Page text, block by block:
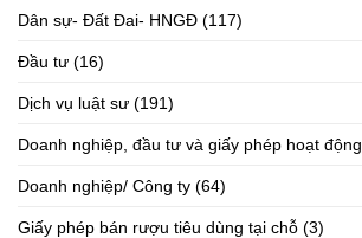
Dân sự- Đất Đai- HNGĐ (117)
Đầu tư (16)
Dịch vụ luật sư (191)
Doanh nghiệp, đầu tư và giấy phép hoạt động
Doanh nghiệp/ Công ty (64)
Giấy phép bán rượu tiêu dùng tại chỗ (3)